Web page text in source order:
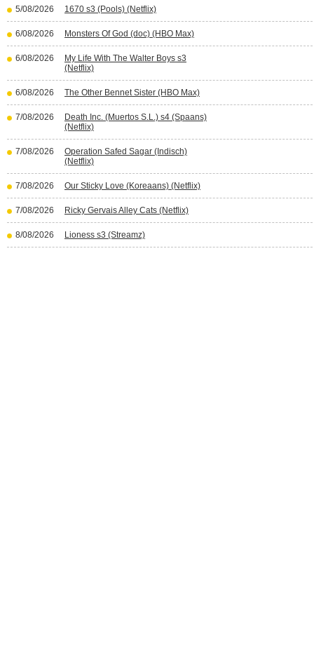
5/08/2026 1670 s3 (Pools) (Netflix)
6/08/2026 Monsters Of God (doc) (HBO Max)
6/08/2026
My Life With The Walter Boys s3
(Netflix)
6/08/2026 The Other Bennet Sister (HBO Max)
7/08/2026
Death Inc. (Muertos S.L.) s4 (Spaans)
(Netflix)
7/08/2026
Operation Safed Sagar (Indisch)
(Netflix)
7/08/2026 Our Sticky Love (Koreaans) (Netflix)
7/08/2026 Ricky Gervais Alley Cats (Netflix)
8/08/2026 Lioness s3 (Streamz)